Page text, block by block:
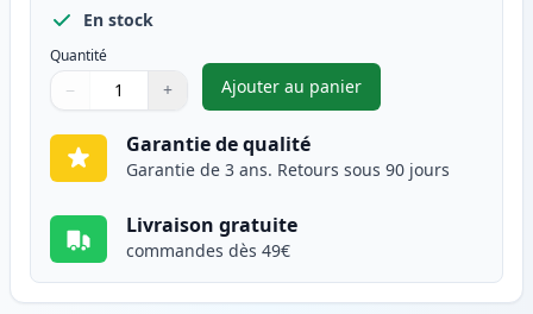
En stock
Quantité
Quantité
Utilisez les boutons pour ajuster
− +
Quantité
Ajouter au panier
,Brother TN321Y toner
Garantie de qualité
Garantie de 3 ans. Retours sous 90 jours
Livraison gratuite
commandes dès 49€